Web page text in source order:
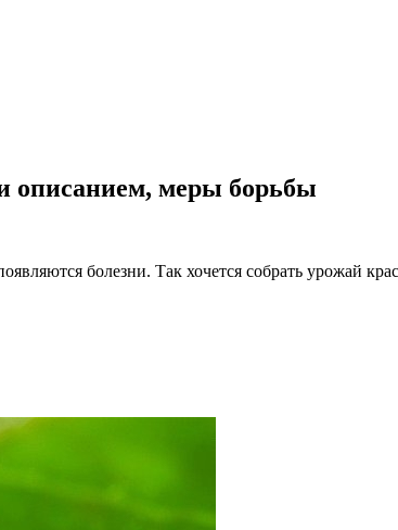
описанием, меры борьбы
болезни. Так хочется собрать урожай